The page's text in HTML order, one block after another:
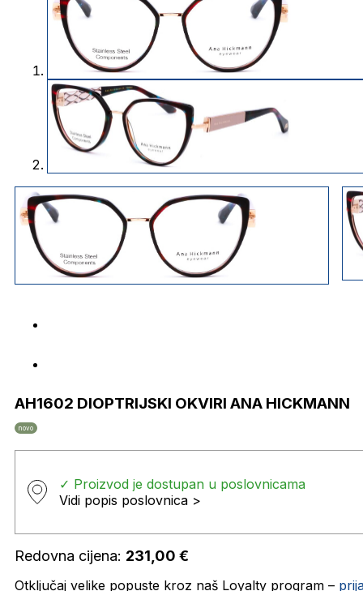
AH1602 DIOPTRIJSKI OKVIRI ANA HICKMANN
novo
✓ Proizvod je dostupan u poslovnicama
Vidi popis poslovnica >
Redovna cijena: 231,00 €
Otključaj velike popuste kroz naš Loyalty program –